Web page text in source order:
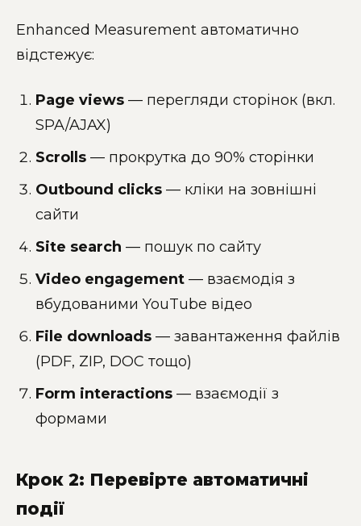
Enhanced Measurement автоматично
відстежує:
Page views — перегляди сторінок (вкл.
SPA/AJAX)
Scrolls — прокрутка до 90% сторінки
Outbound clicks — кліки на зовнішні
сайти
Site search — пошук по сайту
Video engagement — взаємодія з
вбудованими YouTube відео
File downloads — завантаження файлів
(PDF, ZIP, DOC тощо)
Form interactions — взаємодії з
формами
Крок 2: Перевірте автоматичні
події